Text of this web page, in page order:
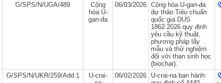
G/SPS/N/UGA/489
Cộng
hòa U-
gan-đa
06/03/2026
Cộng hòa U-gan-đa
dự thảo Tiêu chuẩn
quốc gia DUS
1862:2026 quy định
yêu cầu kỹ thuật,
phương pháp lấy
mẫu và thử nghiệm
đối với than sinh học
(biochar).
G/SPS/N/UKR/259/Add.1
U-crai-
06/02/2026
U-crai-na ban hành